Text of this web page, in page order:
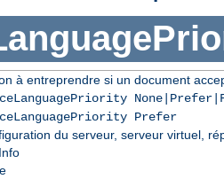
à entreprendre si un document
Prefer
du serveur, serveur virtuel,